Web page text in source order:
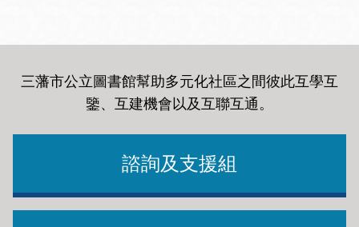
三藩市公立圖書館幫助多元化社區之間彼此互學互
鑒、互建機會以及互聯互通。
諮詢及支援組